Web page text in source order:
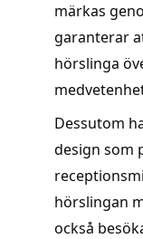
märkas
garanterar
hörslinga
Dessutom
design som
hörslingan
också